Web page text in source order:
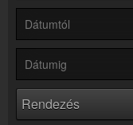
Kapcsolat
Partnerek
Rádió beágyazás
Ágyazd be